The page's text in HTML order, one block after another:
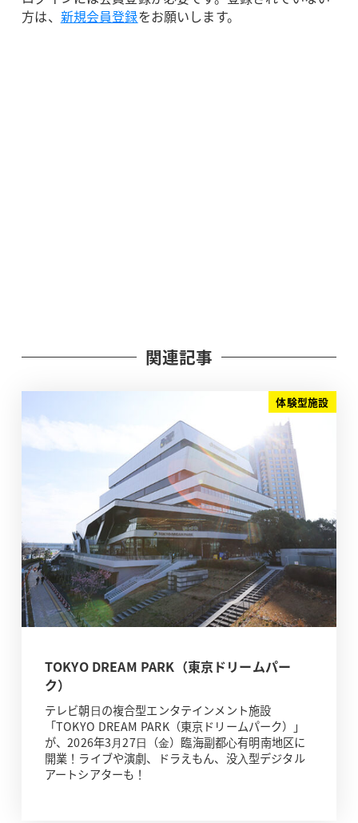
方は、 新規会員登録をお願いします。
関連記事
体験型施設
TOKYO DREAM PARK（東京ドリームパー
ク）
テレビ朝⽇の複合型エンタテインメント施設
「TOKYO DREAM PARK（東京ドリームパーク）」
が、2026年3⽉27⽇（⾦）臨海副都⼼有明南地区に
開業！ライブや演劇、ドラえもん、没⼊型デジタル
アートシアターも！